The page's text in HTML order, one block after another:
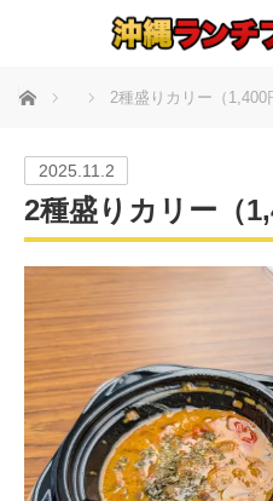
ホーム 2種盛りカリー（1,400
2025.11.2
2種盛りカリー（